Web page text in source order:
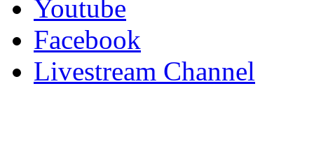
Youtube
Facebook
Livestream Channel